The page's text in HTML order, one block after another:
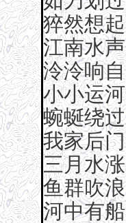
猝然想起
江南水声
泠泠响自
小小运河
蜿蜒绕过
我家后门
三月水涨
鱼群吹浪
河中有船